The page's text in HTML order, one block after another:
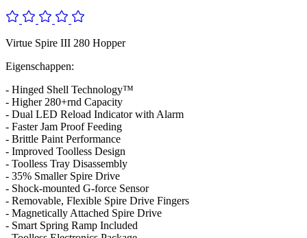
Virtue Spire III 280 Hopper
Eigenschappen:
- Hinged Shell Technology™
- Higher 280+rnd Capacity
- Dual LED Reload Indicator with Alarm
- Faster Jam Proof Feeding
- Brittle Paint Performance
- Improved Toolless Design
- Toolless Tray Disassembly
- 35% Smaller Spire Drive
- Shock-mounted G-force Sensor
- Removable, Flexible Spire Drive Fingers
- Magnetically Attached Spire Drive
- Smart Spring Ramp Included